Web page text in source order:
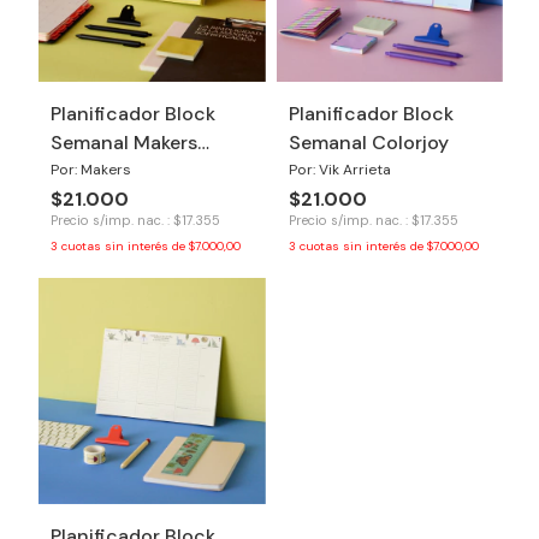
Planificador Block
Semanal Makers
Logos
Por: Makers
$21.000
Precio s/imp. nac. : $17.355
3 cuotas sin interés de $7.000,00
Planificador Block
Semanal Colorjoy
Por: Vik Arrieta
$21.000
Precio s/imp. nac. : $17.355
3 cuotas sin interés de $7.000,00